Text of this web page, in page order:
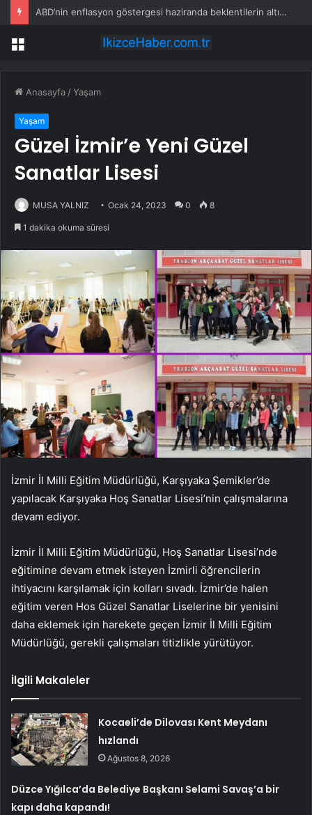
ABD’nin enflasyon göstergesi haziranda beklentilerin altında arttı
Menü
Anasayfa /Yaşam
Yaşam
Güzel İzmir’e Yeni Güzel
Sanatlar Lisesi
MUSA YALNIZ Ocak 24, 2023 0 8
1 dakika okuma süresi
İzmir İl Milli Eğitim Müdürlüğü, Karşıyaka Şemikler’de
yapılacak Karşıyaka Hoş Sanatlar Lisesi’nin çalışmalarına
devam ediyor.
İzmir İl Milli Eğitim Müdürlüğü, Hoş Sanatlar Lisesi’nde
eğitimine devam etmek isteyen İzmirli öğrencilerin
ihtiyacını karşılamak için kolları sıvadı. İzmir’de halen
eğitim veren Hos Güzel Sanatlar Liselerine bir yenisini
daha eklemek için harekete geçen İzmir İl Milli Eğitim
Müdürlüğü, gerekli çalışmaları titizlikle yürütüyor.
İlgili Makaleler
Kocaeli’de Dilovası Kent Meydanı
hızlandı
Ağustos 8, 2026
Düzce Yığılca’da Belediye Başkanı Selami Savaş’a bir
kapı daha kapandı!